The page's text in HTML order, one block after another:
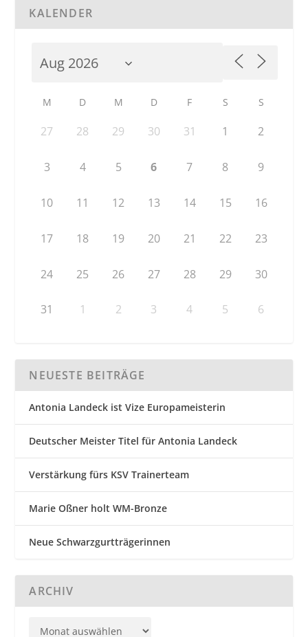
KALENDER
M D M D F S S
27 28 29 30 31 1 2
3 4 5 6 7 8 9
10 11 12 13 14 15 16
17 18 19 20 21 22 23
24 25 26 27 28 29 30
31 1 2 3 4 5 6
NEUESTE BEITRÄGE
Antonia Landeck ist Vize Europameisterin
Deutscher Meister Titel für Antonia Landeck
Verstärkung fürs KSV Trainerteam
Marie Oßner holt WM-Bronze
Neue Schwarzgurtträgerinnen
ARCHIV